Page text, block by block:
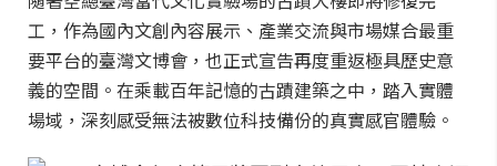
工，作為國內文創內容展示、產業交流與市場媒合最重
要平台的臺灣文博會，也正式宣告再度重返極具歷史意
義的空間。在乘載百年記憶的古蹟建築之中，踏入實體
場域，深刻感受無法被數位科技備份的真實感官體驗。